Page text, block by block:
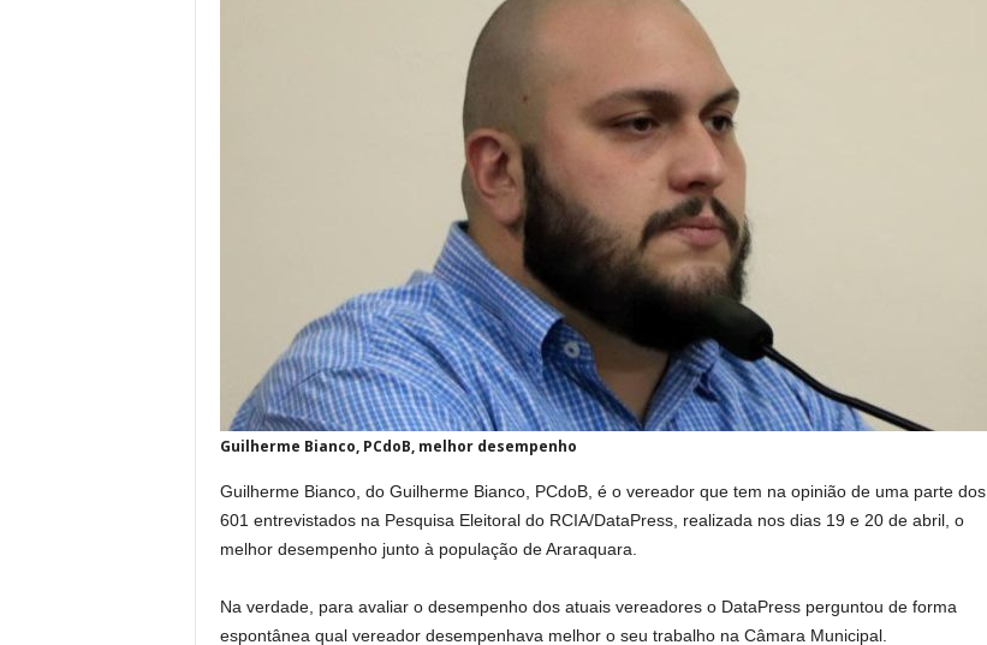
Guilherme Bianco, PCdoB, melhor desempenho
Guilherme Bianco, do Guilherme Bianco, PCdoB, é o vereador que tem na opinião de uma parte dos
601 entrevistados na Pesquisa Eleitoral do RCIA/DataPress, realizada nos dias 19 e 20 de abril, o
melhor desempenho junto à população de Araraquara.
Na verdade, para avaliar o desempenho dos atuais vereadores o DataPress perguntou de forma
espontânea qual vereador desempenhava melhor o seu trabalho na Câmara Municipal.